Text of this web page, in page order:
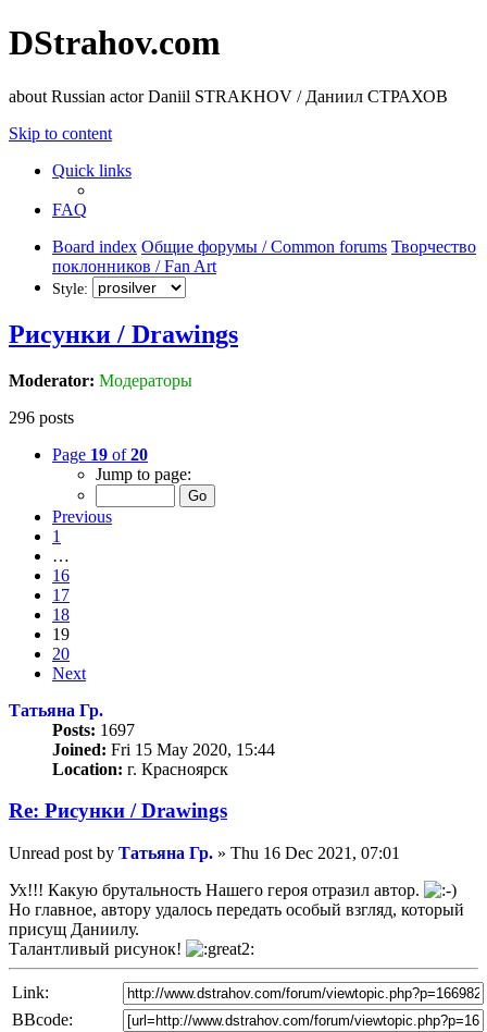
DStrahov.com
about Russian actor Daniil STRAKHOV / Даниил СТРАХОВ
Skip to content
Quick links
FAQ
Board index Общие форумы / Common forums Творчество
поклонников / Fan Art
Style:
Рисунки / Drawings
Moderator: Модераторы
296 posts
Page 19 of20
Jump to page:
Previous
1
…
16
17
18
19
20
Next
Татьяна Гр.
Posts: 1697
Joined: Fri 15 May 2020, 15:44
Location: г. Красноярск
Re: Рисунки / Drawings
Unread post by Татьяна Гр. » Thu 16 Dec 2021, 07:01
Ух!!! Какую брутальность Нашего героя отразил автор.
Но главное, автору удалось передать особый взгляд, который
присущ Даниилу.
Талантливый рисунок!
Link:
BBcode: